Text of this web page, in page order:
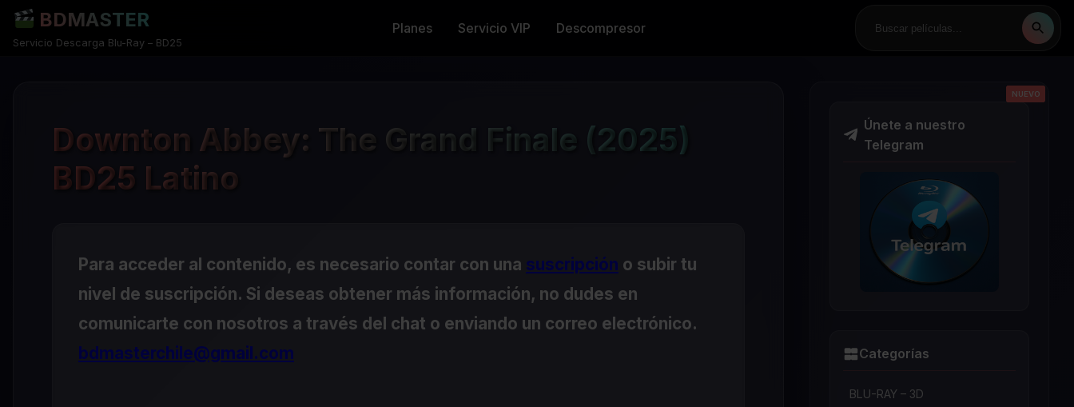
BDMASTER
Servicio Descarga Blu-Ray – BD25
Planes Servicio VIP Descompresor
Downton Abbey: The Grand Finale (2025)
BD25 Latino
Para acceder al contenido, es necesario contar con una suscripción o subir tu
nivel de suscripción. Si deseas obtener más información, no dudes en
comunicarte con nosotros a través del chat o enviando un correo electrónico.
bdmasterchile@gmail.com
Únete a nuestro
Telegram
Categorías
BLU-RAY – 3D
NUEVO
NUEVO
NUEVO
NUEVO
NUEVO